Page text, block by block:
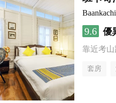
9.6 優
靠近考山
套房